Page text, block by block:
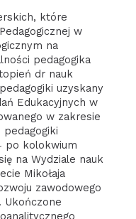
które
w
na
pedagogika
dr nauk
uzyskany
Edukacyjnych w
w zakresie
po kolokwium
na Wydziale nauk
Mikołaja
zawodowego
Ukończone